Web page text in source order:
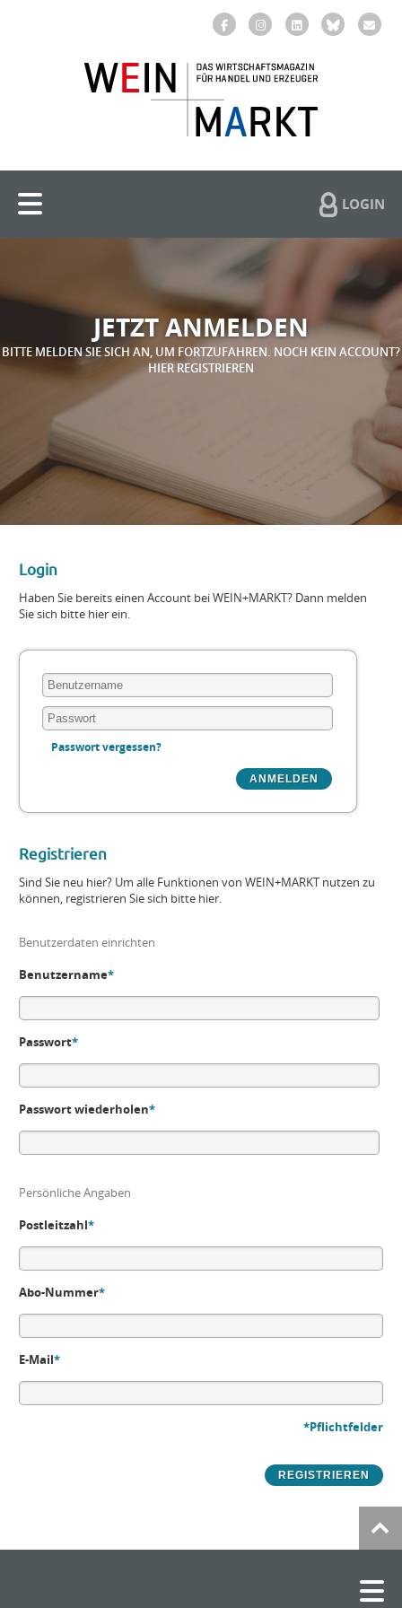
LOGIN
JETZT ANMELDEN
BITTE MELDEN SIE SICH AN, UM FORTZUFAHREN. NOCH KEIN ACCOUNT?
HIER REGISTRIEREN
Login
Haben Sie bereits einen Account bei WEIN+MARKT? Dann melden
Sie sich bitte hier ein.
Passwort vergessen?
Registrieren
Sind Sie neu hier? Um alle Funktionen von WEIN+MARKT nutzen zu
können, registrieren Sie sich bitte hier.
Benutzerdaten einrichten
Benutzername*
Passwort*
Passwort wiederholen*
Persönliche Angaben
Postleitzahl*
Abo-Nummer*
E-Mail*
*Pflichtfelder